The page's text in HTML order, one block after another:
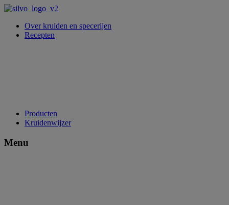
Over kruiden en specerijen
Recepten
Producten
Kruidenwijzer
Menu